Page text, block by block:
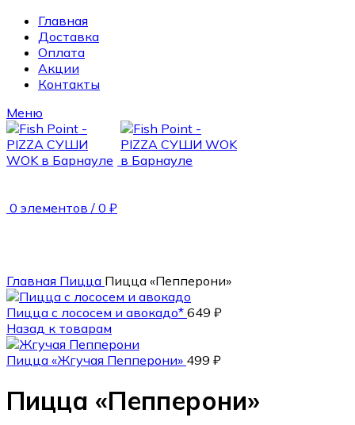
Главная
Доставка
Оплата
Акции
Контакты
Меню
0 элементов / 0 ₽
Главная Пицца Пицца «Пепперони»
Пицца с лососем и авокадо* 649 ₽
Назад к товарам
Пицца «Жгучая Пепперони» 499 ₽
Пицца «Пепперони»